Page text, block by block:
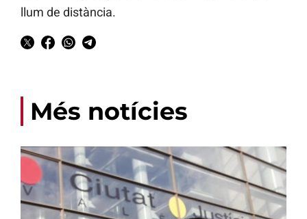
llum de distància.
Més notícies